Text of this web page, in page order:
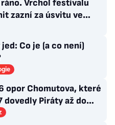
Vrchol festivalu
zazní za úsvitu ve
Co je (a co není)
opor Chomutova, které
dovedly Piráty až do
off